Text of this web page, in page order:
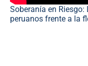
Soberanía en
peruanos frente a la